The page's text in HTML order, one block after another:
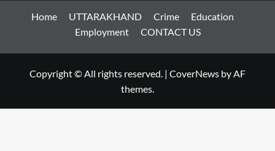
Home UTTARAKHAND Crime
Education
Employment
CONTACT US
Copyright © All rights reserved. | CoverNews by AF
themes.